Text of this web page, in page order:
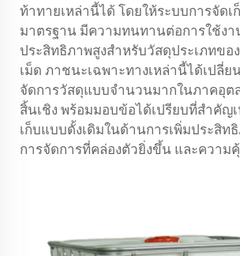
ท้าทายเหล่านี้ได้ โดยให้ระบบการจัดเ
มาตรฐาน มีความทนทานต่อการใช้งา
ประสิทธิภาพสูงสำหรับวัสดุประเภทขอ
เม็ด ภาชนะเฉพาะทางเหล่านี้ได้เปลี่ย
จัดการวัสดุแบบจำนวนมากในภาคอุต
สิ้นเชิง พร้อมมอบข้อได้เปรียบที่สำคัญ
เก็บแบบดั้งเดิมในด้านการเพิ่มประสิท
การจัดการที่คล่องตัวยิ่งขึ้น และความ